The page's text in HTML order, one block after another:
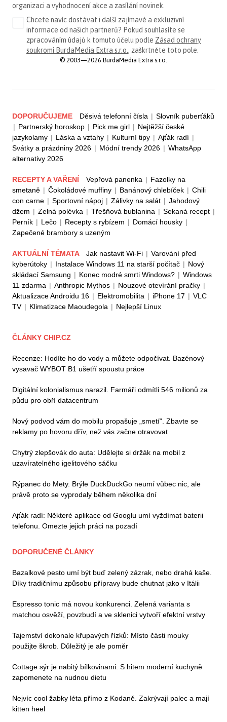
organizaci a vyhodnocení akce a zasílání novinek.
Chcete navíc dostávat i další zajímavé a exkluzivní
informace od našich partnerů? Pokud souhlasíte se
zpracováním údajů k tomuto účelu podle Zásad ochrany
soukromí BurdaMedia Extra s.r.o., zaškrtněte toto pole.
© 2003—2026 BurdaMedia Extra s.r.o.
DOPORUČUJEME Děsivá telefonní čísla | Slovník puberťáků
| Partnerský horoskop | Pick me girl | Nejtěžší české
jazykolamy | Láska a vztahy | Kulturní tipy | Ajťák radí |
Svátky a prázdniny 2026 | Módní trendy 2026 | WhatsApp
alternativy 2026
RECEPTY A VAŘENÍ Vepřová panenka | Fazolky na
smetaně | Čokoládové muffiny | Banánový chlebíček | Chili
con carne | Sportovní nápoj | Zálivky na salát | Jahodový
džem | Zelná polévka | Třešňová bublanina | Sekaná recept |
Perník | Lečo | Recepty s rybízem | Domácí housky |
Zapečené brambory s uzeným
AKTUÁLNÍ TÉMATA Jak nastavit Wi-Fi | Varování před
kyberútoky | Instalace Windows 11 na starší počítač | Nový
skládací Samsung | Konec modré smrti Windows? | Windows
11 zdarma | Anthropic Mythos | Nouzové otevírání pračky |
Aktualizace Androidu 16 | Elektromobilita | iPhone 17 | VLC
TV | Klimatizace Maoudegola | Nejlepší Linux
ČLÁNKY CHIP.CZ
Recenze: Hodíte ho do vody a můžete odpočívat. Bazénový
vysavač WYBOT B1 ušetří spoustu práce
Digitální kolonialismus narazil. Farmáři odmítli 546 milionů za
půdu pro obří datacentrum
Nový podvod vám do mobilu propašuje „smetí“. Zbavte se
reklamy po hovoru dřív, než vás začne otravovat
Chytrý zlepšovák do auta: Udělejte si držák na mobil z
uzavíratelného igelitového sáčku
Rýpanec do Mety. Brýle DuckDuckGo neumí vůbec nic, ale
právě proto se vyprodaly během několika dní
Ajťák radí: Některé aplikace od Googlu umí vyždímat baterii
telefonu. Omezte jejich práci na pozadí
DOPORUČENÉ ČLÁNKY
Bazalkové pesto umí být buď zelený zázrak, nebo drahá kaše.
Díky tradičnímu způsobu přípravy bude chutnat jako v Itálii
Espresso tonic má novou konkurenci. Zelená varianta s
matchou osvěží, povzbudí a ve sklenici vytvoří efektní vrstvy
Tajemství dokonale křupavých řízků: Místo části mouky
použijte škrob. Důležitý je ale poměr
Cottage sýr je nabitý bílkovinami. S hitem moderní kuchyně
zapomenete na nudnou dietu
Nejvíc cool žabky léta přímo z Kodaně. Zakrývají palec a mají
kitten heel